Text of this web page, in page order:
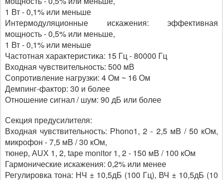
1 Вт - 0,1% или меньше
Интермодуляционные искажения: эффективная
мощность - 0,5% или меньше,
1 Вт - 0,1% или меньше
Частотная характеристика: 15 Гц - 80000 Гц
Входная чувствительность: 500 мВ
Сопротивление нагрузки: 4 Ом ~ 16 Ом
Демпинг-фактор: 30 и более
Отношение сигнал / шум: 90 дБ или более
Секция предусилителя:
Входная чувствительность: Рhоnо1, 2 - 2,5 мВ / 50 кОм,
микрофон - 7,5 мВ / 30 кОм,
тюнер, АUХ 1, 2, tаре mоnitоr 1, 2 - 150 мВ / 100 кОм
Гармонические искажения: 0,2% или менее
Регулировка тона: НЧ ± 10,5дБ (100 Гц), ВЧ ± 10,5дБ (10